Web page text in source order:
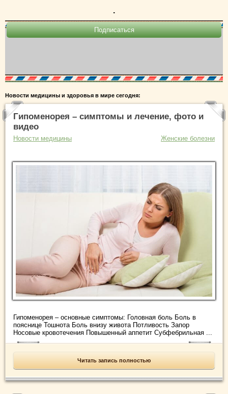
.
Новости медицины и здоровья в мире сегодня:
Гипоменорея – симптомы и лечение, фото и
видео
Новости медицины Женские болезни
Гипоменорея – основные симптомы: Головная боль Боль в
пояснице Тошнота Боль внизу живота Потливость Запор
Носовые кровотечения Повышенный аппетит Субфебрильная ...
Читать запись полностью